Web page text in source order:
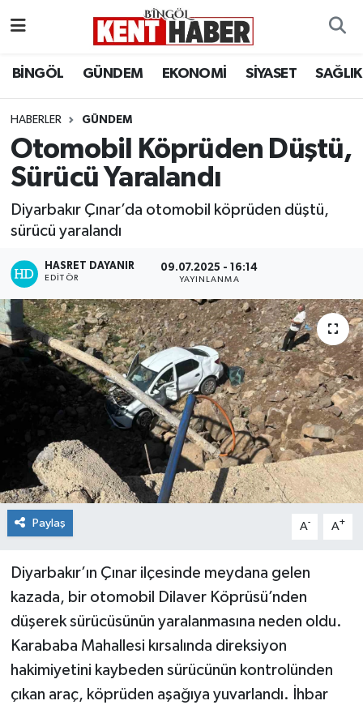
BİNGÖL GÜNDEM EKONOMİ SİYASET SAĞLIK
HABERLER GÜNDEM
Otomobil Köprüden Düştü,
Sürücü Yaralandı
Diyarbakır Çınar’da otomobil köprüden düştü,
sürücü yaralandı
HASRET DAYANIR
EDITÖR
09.07.2025 - 16:14
YAYINLANMA
Paylaş A- A+
Diyarbakır’ın Çınar ilçesinde meydana gelen
kazada, bir otomobil Dilaver Köprüsü’nden
düşerek sürücüsünün yaralanmasına neden oldu.
Karababa Mahallesi kırsalında direksiyon
hakimiyetini kaybeden sürücünün kontrolünden
çıkan araç, köprüden aşağıya yuvarlandı. İhbar
BİLİM-TEKNOLOJİ
DÜNYA
EĞİTİM
EKONOMİ
GENÇ
GÜNDEM
KARLIOVA
KİĞI
RESMİ İLANLAR
SAĞLIK
SOLHAN
SPOR
YAYLADERE
Bingöl Hava Durumu
Bingöl Namaz Vakitleri
Bingöl Trafik Yoğunluk Haritası
Süper Lig Puan Durumu ve Fikstür
Tüm Manşetler
Son Dakika Haberleri
Haber Arşivi